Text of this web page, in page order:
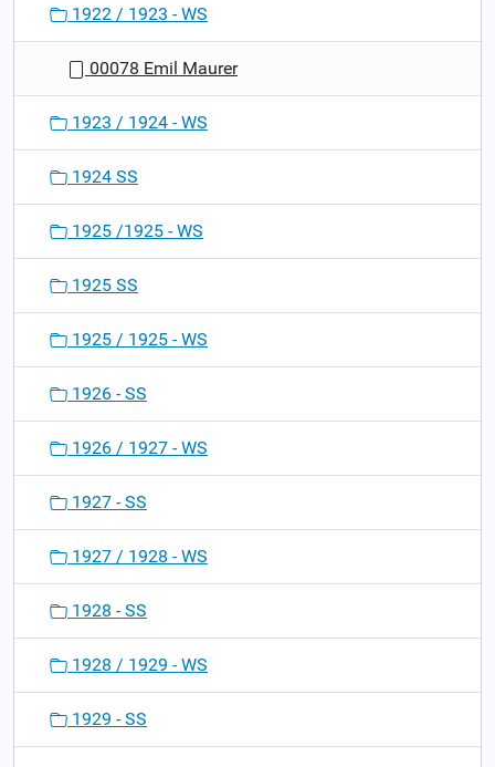
1922 / 1923 - WS
00078 Emil Maurer
1923 / 1924 - WS
1924 SS
1925 /1925 - WS
1925 SS
1925 / 1925 - WS
1926 - SS
1926 / 1927 - WS
1927 - SS
1927 / 1928 - WS
1928 - SS
1928 / 1929 - WS
1929 - SS